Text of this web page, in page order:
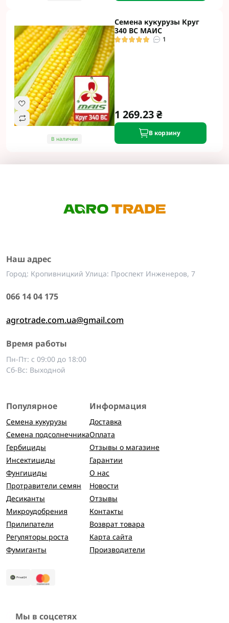
В наличии
Семена кукурузы Круг
340 ВС МАИС
1
1 269.23 ₴
В корзину
Наш адрес
Город: Кропивницкий Улица: Проспект Инженеров, 7
066 14 04 175
agrotrade.com.ua@gmail.com
Время работы
Пн-Пт: с 09:00 до 18:00
Сб-Вс: Выходной
Популярное
Семена кукурузы
Семена подсолнечника
Гербициды
Инсектициды
Фунгициды
Протравители семян
Десиканты
Микроудобрения
Прилипатели
Регуляторы роста
Фумиганты
Информация
Доставка
Оплата
Отзывы о магазине
Гарантии
О нас
Новости
Отзывы
Контакты
Возврат товара
Карта сайта
Производители
Мы в соцсетях